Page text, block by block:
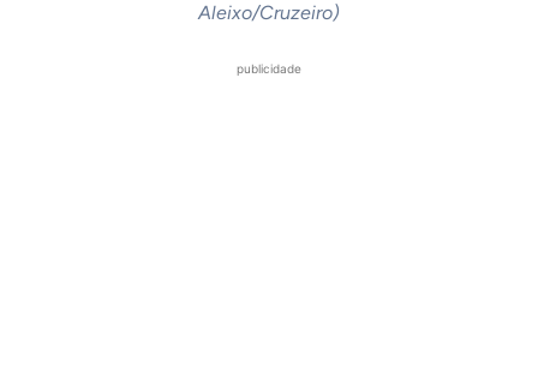
Aleixo/Cruzeiro)
publicidade